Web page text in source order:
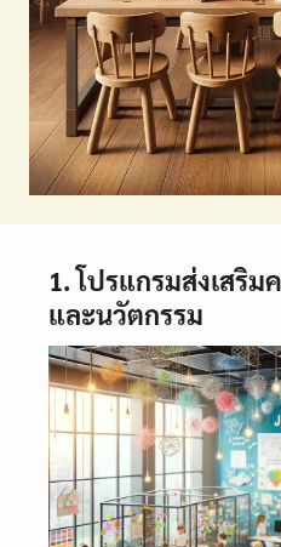
1. โปรแกรมส่งเสริม
และนวัตกรรม